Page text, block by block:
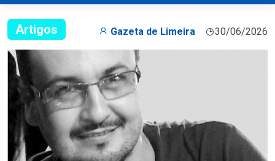
Artigos Gazeta de Limeira 30/06/2026